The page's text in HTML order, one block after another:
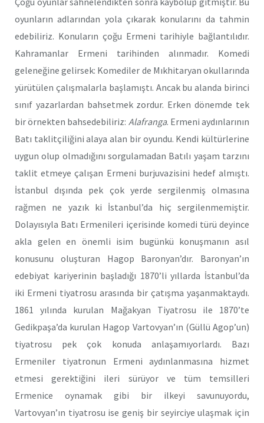
oyunların adlarından yola çıkarak konularını da tahmin
edebiliriz. Konuların çoğu Ermeni tarihiyle bağlantılıdır.
Kahramanlar Ermeni tarihinden alınmadır. Komedi
geleneğine gelirsek: Komediler de Mıkhitaryan okullarında
yürütülen çalışmalarla başlamıştı. Ancak bu alanda birinci
sınıf yazarlardan bahsetmek zordur. Erken dönemde tek
bir örnekten bahsedebiliriz: Alafranga. Ermeni aydınlarının
Batı taklitçiliğini alaya alan bir oyundu. Kendi kültürlerine
uygun olup olmadığını sorgulamadan Batılı yaşam tarzını
taklit etmeye çalışan Ermeni burjuvazisini hedef almıştı.
İstanbul dışında pek çok yerde sergilenmiş olmasına
rağmen ne yazık ki İstanbul’da hiç sergilenmemiştir.
Dolayısıyla Batı Ermenileri içerisinde komedi türü deyince
akla gelen en önemli isim bugünkü konuşmanın asıl
konusunu oluşturan Hagop Baronyan’dır. Baronyan’ın
edebiyat kariyerinin başladığı 1870’li yıllarda İstanbul’da
iki Ermeni tiyatrosu arasında bir çatışma yaşanmaktaydı.
1861 yılında kurulan Mağakyan Tiyatrosu ile 1870’te
Gedikpaşa’da kurulan Hagop Vartovyan’ın (Güllü Agop’un)
tiyatrosu pek çok konuda anlaşamıyorlardı. Bazı
Ermeniler tiyatronun Ermeni aydınlanmasına hizmet
etmesi gerektiğini ileri sürüyor ve tüm temsilleri
Ermenice oynamak gibi bir ilkeyi savunuyordu,
Vartovyan’ın tiyatrosu ise geniş bir seyirciye ulaşmak için